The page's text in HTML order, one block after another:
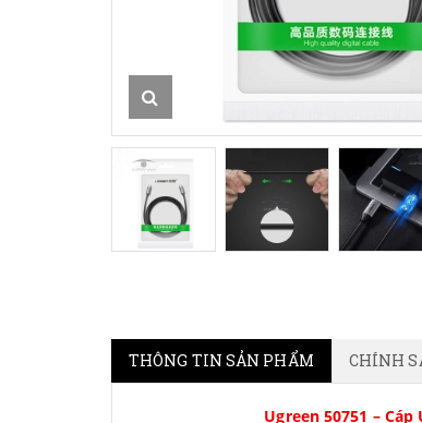
THÔNG TIN SẢN PHẨM CHÍNH
Ugreen 50751 –